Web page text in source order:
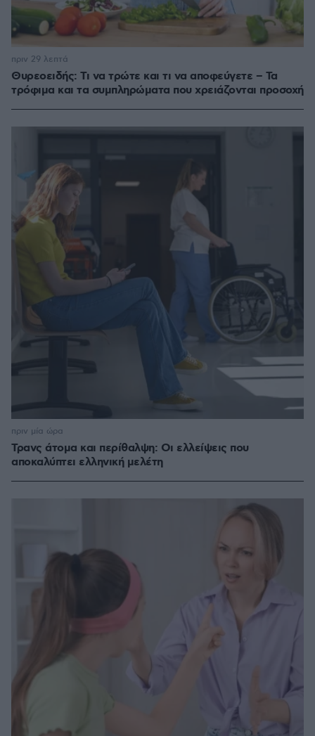
Θυρεοειδής: Τι να τρώτε και τι να αποφεύγετε – Τα
τρόφιμα και τα συμπληρώματα που χρειάζονται προσοχή
πριν 29 λεπτά
Τρανς άτομα και περίθαλψη: Οι ελλείψεις που
αποκαλύπτει ελληνική μελέτη
πριν μία ώρα